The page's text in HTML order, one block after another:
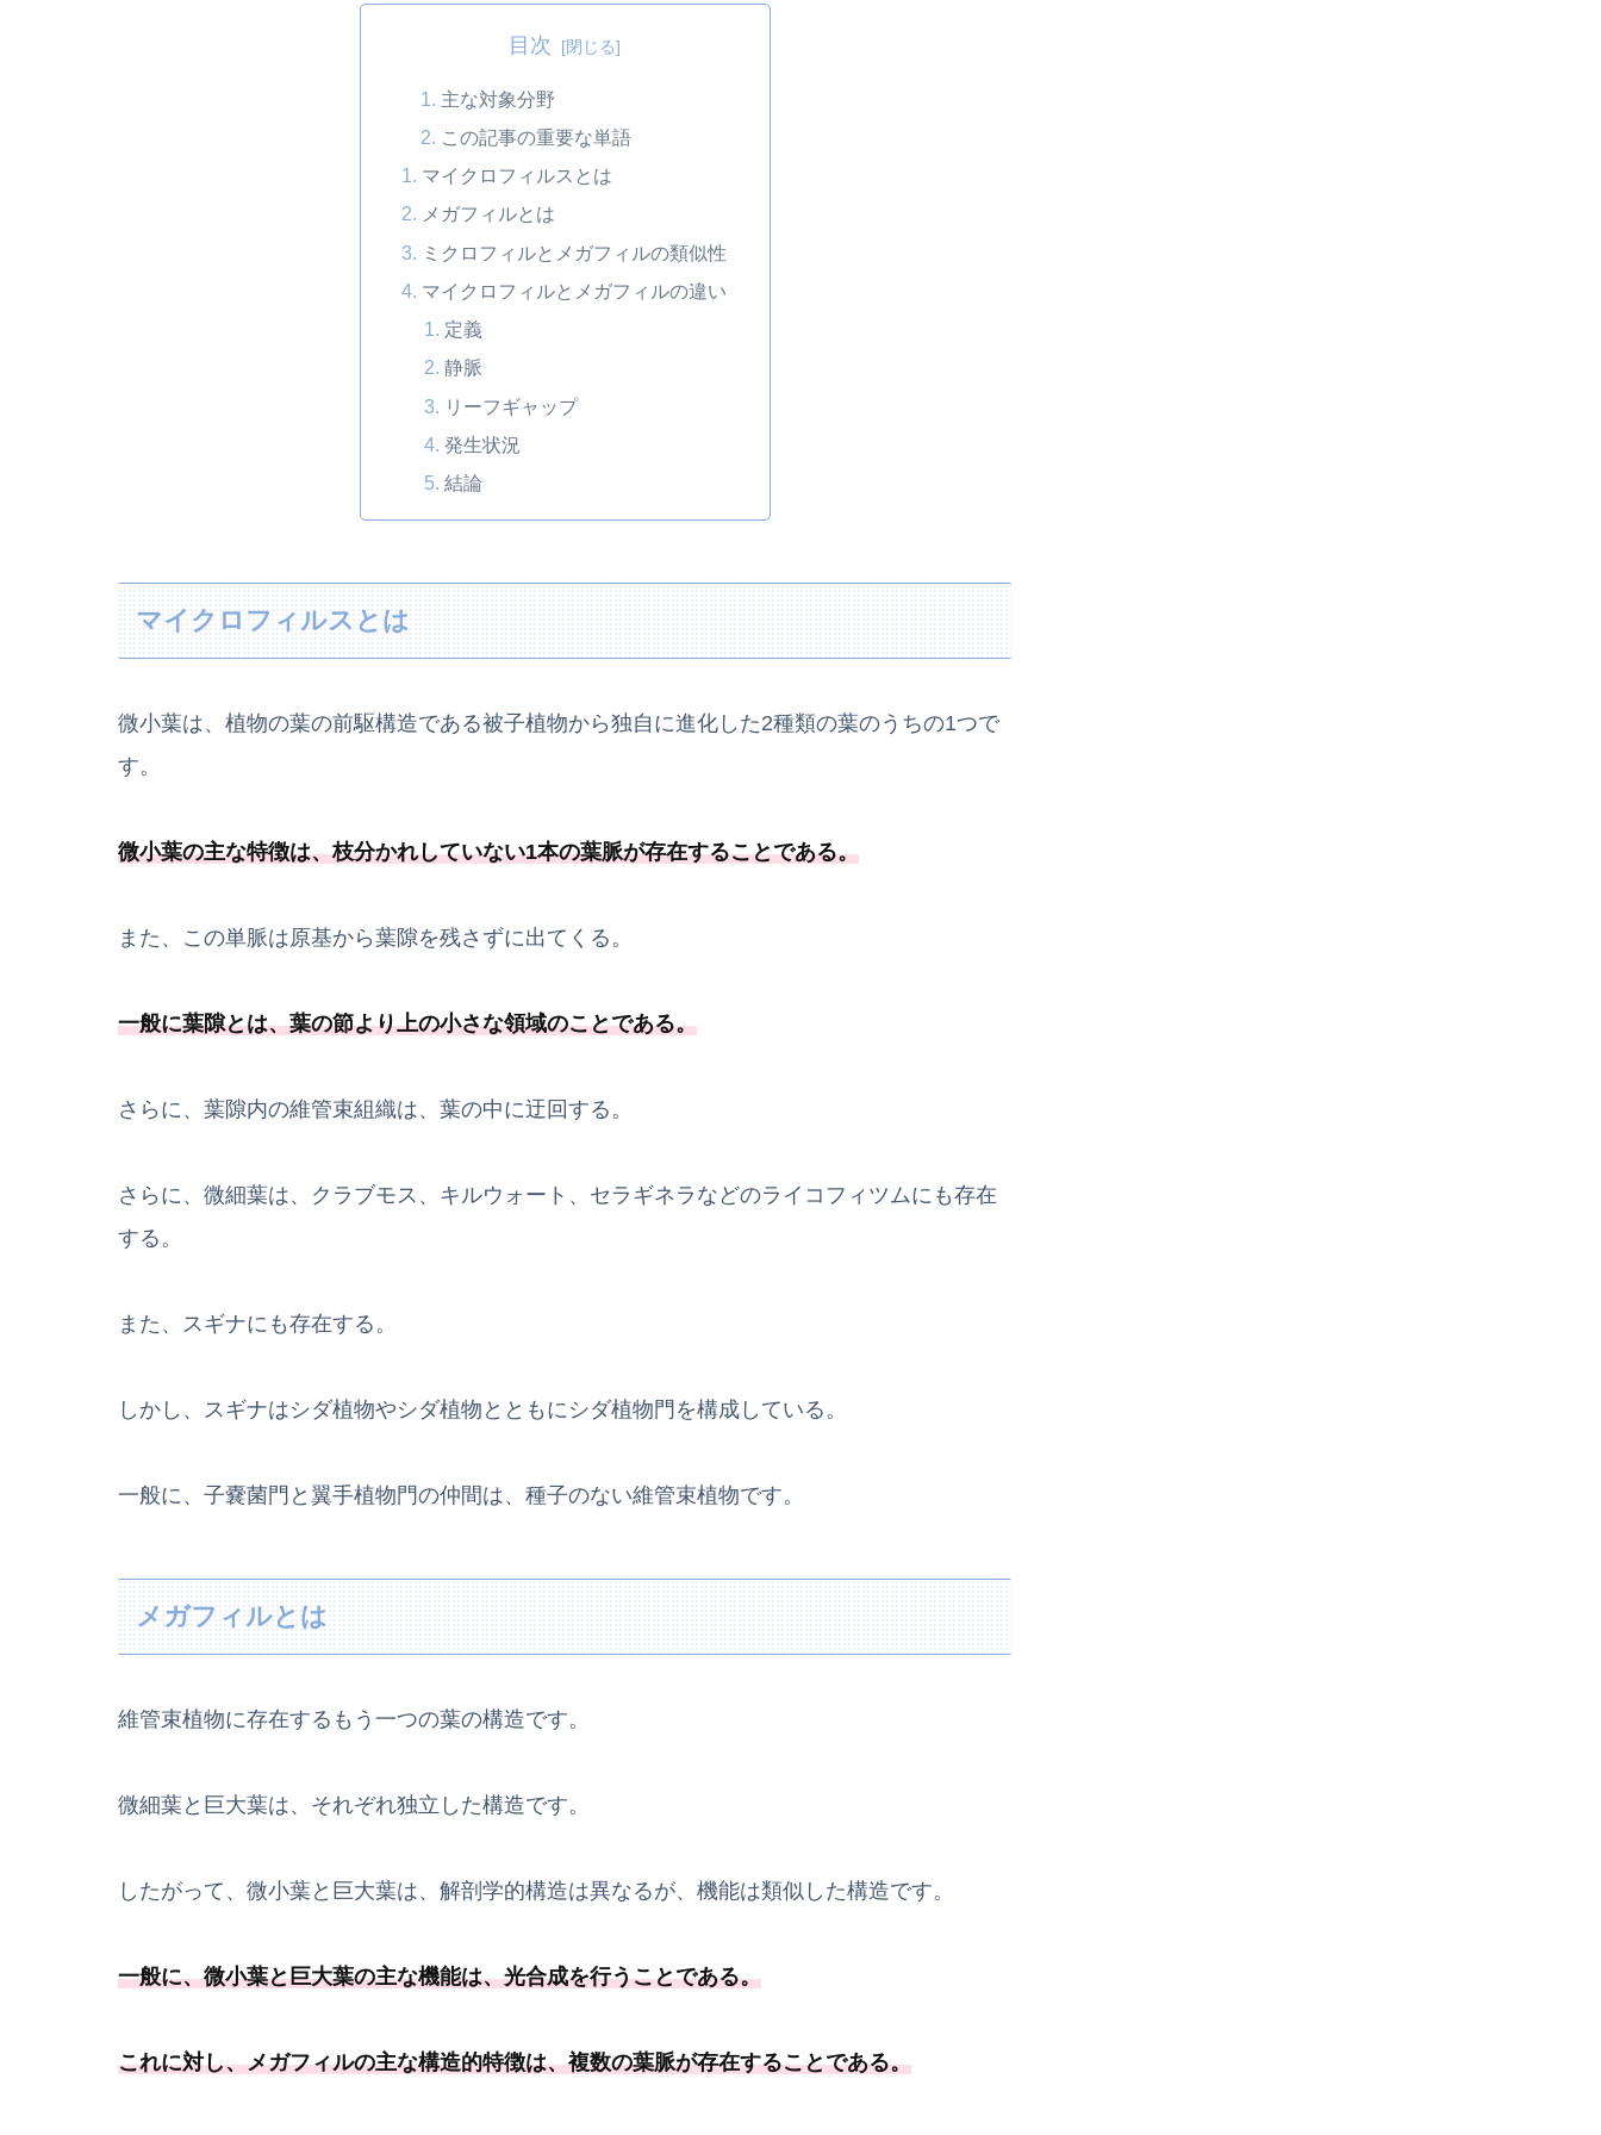
目次
主な対象分野
この記事の重要な単語
マイクロフィルスとは
メガフィルとは
ミクロフィルとメガフィルの類似性
マイクロフィルとメガフィルの違い
定義
静脈
リーフギャップ
発生状況
結論
マイクロフィルスとは
微小葉は、植物の葉の前駆構造である被子植物から独自に進化した2種類の葉のうちの1つで
す。
微小葉の主な特徴は、枝分かれしていない1本の葉脈が存在することである。
また、この単脈は原基から葉隙を残さずに出てくる。
一般に葉隙とは、葉の節より上の小さな領域のことである。
さらに、葉隙内の維管束組織は、葉の中に迂回する。
さらに、微細葉は、クラブモス、キルウォート、セラギネラなどのライコフィツムにも存在
する。
また、スギナにも存在する。
しかし、スギナはシダ植物やシダ植物とともにシダ植物門を構成している。
一般に、子嚢菌門と翼手植物門の仲間は、種子のない維管束植物です。
メガフィルとは
維管束植物に存在するもう一つの葉の構造です。
微細葉と巨大葉は、それぞれ独立した構造です。
したがって、微小葉と巨大葉は、解剖学的構造は異なるが、機能は類似した構造です。
一般に、微小葉と巨大葉の主な機能は、光合成を行うことである。
これに対し、メガフィルの主な構造的特徴は、複数の葉脈が存在することである。